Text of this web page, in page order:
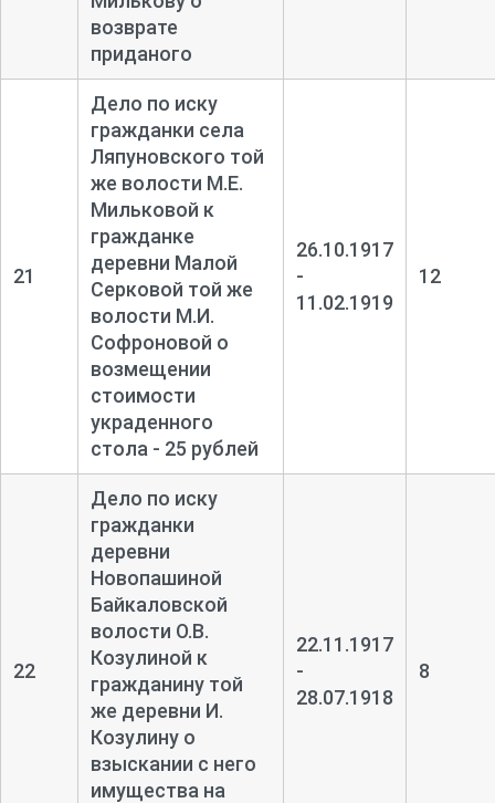
возврате
приданого
21
Дело по иску
гражданки села
Ляпуновского той
же волости М.Е.
Мильковой к
гражданке
деревни Малой
Серковой той же
волости М.И.
Софроновой о
возмещении
стоимости
украденного
стола - 25 рублей
26.10.1917
-
11.02.1919
12
22
Дело по иску
гражданки
деревни
Новопашиной
Байкаловской
волости О.В.
Козулиной к
гражданину той
же деревни И.
Козулину о
взыскании с него
имущества на
22.11.1917
-
28.07.1918
8